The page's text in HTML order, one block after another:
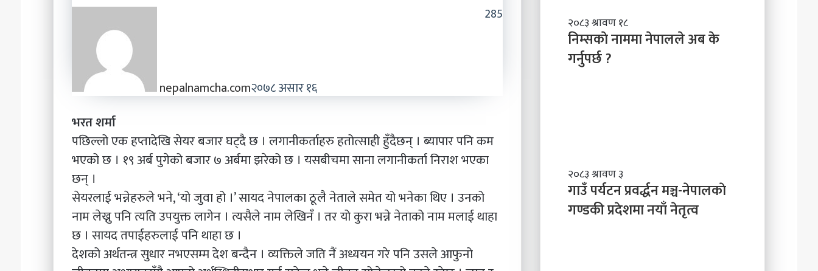
nepalnamcha.com२०७८ असार १६
285
भरत शर्मा
पछिल्लो एक हप्तादेखि सेयर बजार घट्दै छ । लगानीकर्ताहरु हतोत्साही हुँदैछन् । ब्यापार पनि कम
भएको छ । १९ अर्ब पुगेको बजार ७ अर्बमा झरेको छ । यसबीचमा साना लगानीकर्ता निराश भएका
छन् ।
सेयरलाई भन्नेहरुले भने, ‘यो जुवा हो ।’ सायद नेपालका ठूलै नेताले समेत यो भनेका थिए । उनको
नाम लेख्नु पनि त्यति उपयुक्त लागेन । त्यसैले नाम लेखिनँ । तर यो कुरा भन्ने नेताको नाम मलाई थाहा
छ । सायद तपाईहरुलाई पनि थाहा छ ।
देशको अर्थतन्त्र सुधार नभएसम्म देश बन्दैन । व्यक्तिले जति नैं अध्ययन गरे पनि उसले आफुनो
नि
म्स
काे
ना
ब
के
ग
र्नु
२०८३ श्रावण १८
निम्सकाे नाममा नेपालले अब के
गर्नुपर्छ ?
गा
उँ
प
र्य
२०८३ श्रावण ३
गाउँ पर्यटन प्रवर्द्धन मञ्च-नेपालकाे
गण्डकी प्रदेशमा नयाँ नेतृत्व